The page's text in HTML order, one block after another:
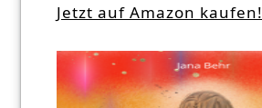
Jetzt auf Amazon kaufen!